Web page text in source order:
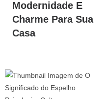
Modernidade E
Charme Para Sua
Casa